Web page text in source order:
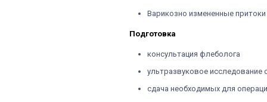
Варикозно измененные притоки
Подготовка
консультация флеболога
ультразвуковое исследование
сдача необходимых для